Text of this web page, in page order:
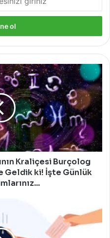
Kraliçesi Burçolog
Geldik ki! İşte Günlük